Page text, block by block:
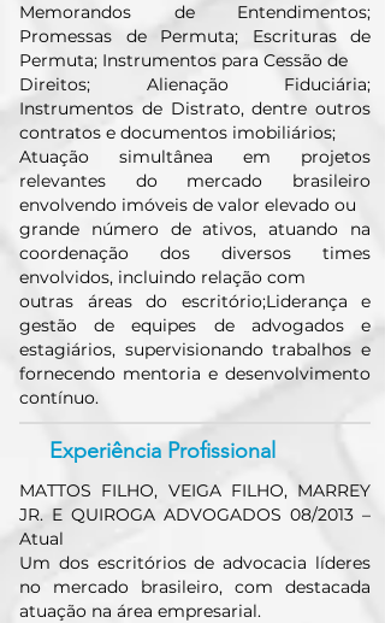
Memorandos de Entendimentos;
Promessas de Permuta; Escrituras de
Permuta; Instrumentos para Cessão de
Direitos; Alienação Fiduciária;
Instrumentos de Distrato, dentre outros
contratos e documentos imobiliários;
Atuação simultânea em projetos
relevantes do mercado brasileiro
envolvendo imóveis de valor elevado ou
grande número de ativos, atuando na
coordenação dos diversos times
envolvidos, incluindo relação com
outras áreas do escritório;Liderança e
gestão de equipes de advogados e
estagiários, supervisionando trabalhos e
fornecendo mentoria e desenvolvimento
contínuo.
Experiência Profissional
MATTOS FILHO, VEIGA FILHO, MARREY
JR. E QUIROGA ADVOGADOS 08/2013 –
Atual
Um dos escritórios de advocacia líderes
no mercado brasileiro, com destacada
atuação na área empresarial.